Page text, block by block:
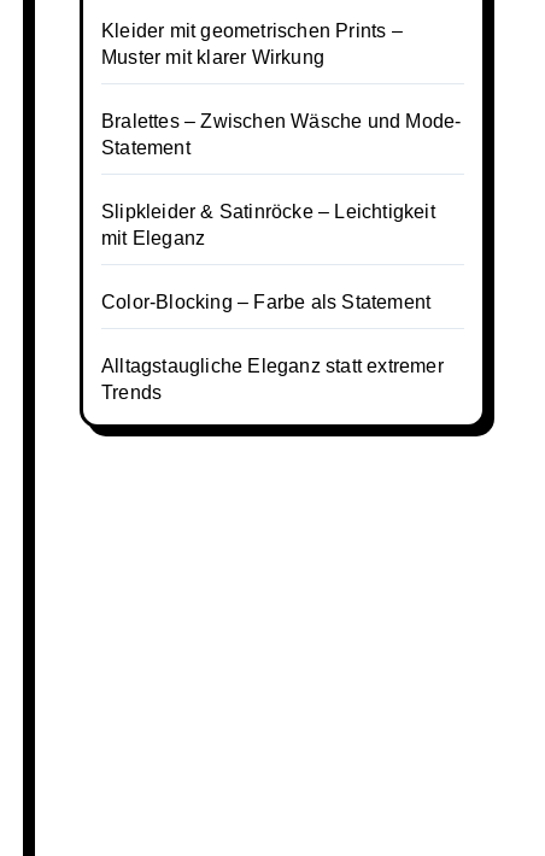
Kleider mit geometrischen Prints –
Muster mit klarer Wirkung
Bralettes – Zwischen Wäsche und Mode-
Statement
Slipkleider & Satinröcke – Leichtigkeit
mit Eleganz
Color-Blocking – Farbe als Statement
Alltagstaugliche Eleganz statt extremer
Trends